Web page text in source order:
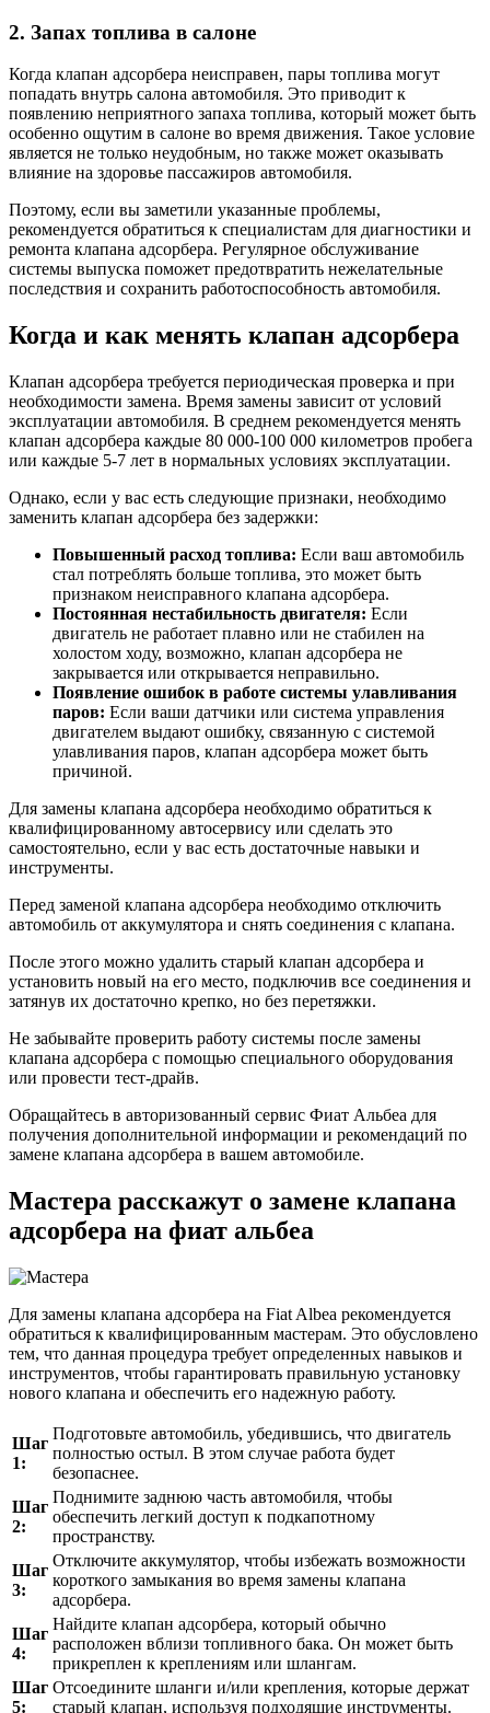
2. Запах топлива в салоне
Когда клапан адсорбера неисправен, пары топлива могут
попадать внутрь салона автомобиля. Это приводит к
появлению неприятного запаха топлива, который может быть
особенно ощутим в салоне во время движения. Такое условие
является не только неудобным, но также может оказывать
влияние на здоровье пассажиров автомобиля.
Поэтому, если вы заметили указанные проблемы,
рекомендуется обратиться к специалистам для диагностики и
ремонта клапана адсорбера. Регулярное обслуживание
системы выпуска поможет предотвратить нежелательные
последствия и сохранить работоспособность автомобиля.
Когда и как менять клапан адсорбера
Клапан адсорбера требуется периодическая проверка и при
необходимости замена. Время замены зависит от условий
эксплуатации автомобиля. В среднем рекомендуется менять
клапан адсорбера каждые 80 000-100 000 километров пробега
или каждые 5-7 лет в нормальных условиях эксплуатации.
Однако, если у вас есть следующие признаки, необходимо
заменить клапан адсорбера без задержки:
Повышенный расход топлива: Если ваш автомобиль
стал потреблять больше топлива, это может быть
признаком неисправного клапана адсорбера.
Постоянная нестабильность двигателя: Если
двигатель не работает плавно или не стабилен на
холостом ходу, возможно, клапан адсорбера не
закрывается или открывается неправильно.
Появление ошибок в работе системы улавливания
паров: Если ваши датчики или система управления
двигателем выдают ошибку, связанную с системой
улавливания паров, клапан адсорбера может быть
причиной.
Для замены клапана адсорбера необходимо обратиться к
квалифицированному автосервису или сделать это
самостоятельно, если у вас есть достаточные навыки и
инструменты.
Перед заменой клапана адсорбера необходимо отключить
автомобиль от аккумулятора и снять соединения с клапана.
После этого можно удалить старый клапан адсорбера и
установить новый на его место, подключив все соединения и
затянув их достаточно крепко, но без перетяжки.
Не забывайте проверить работу системы после замены
клапана адсорбера с помощью специального оборудования
или провести тест-драйв.
Обращайтесь в авторизованный сервис Фиат Альбеа для
получения дополнительной информации и рекомендаций по
замене клапана адсорбера в вашем автомобиле.
Мастера расскажут о замене клапана
адсорбера на фиат альбеа
Для замены клапана адсорбера на Fiat Albea рекомендуется
обратиться к квалифицированным мастерам. Это обусловлено
тем, что данная процедура требует определенных навыков и
инструментов, чтобы гарантировать правильную установку
нового клапана и обеспечить его надежную работу.
Шаг
1:
Подготовьте автомобиль, убедившись, что двигатель
полностью остыл. В этом случае работа будет
безопаснее.
Шаг
2:
Поднимите заднюю часть автомобиля, чтобы
обеспечить легкий доступ к подкапотному
пространству.
Шаг
3:
Отключите аккумулятор, чтобы избежать возможности
короткого замыкания во время замены клапана
адсорбера.
Шаг
4:
Найдите клапан адсорбера, который обычно
расположен вблизи топливного бака. Он может быть
прикреплен к креплениям или шлангам.
Шаг
5:
Отсоедините шланги и/или крепления, которые держат
старый клапан, используя подходящие инструменты.